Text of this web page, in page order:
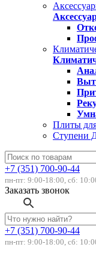
Плиты
Ступени
+7 (351) 700-90-44
пн-пт: 9:00-18:00, сб:
Заказать звонок
+7 (351) 700-90-44
пн-пт: 9:00-18:00, сб: